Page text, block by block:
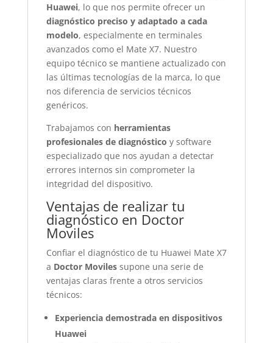
Huawei, lo que nos permite ofrecer un
diagnóstico preciso y adaptado a cada
modelo, especialmente en terminales
avanzados como el Mate X7. Nuestro
equipo técnico se mantiene actualizado con
las últimas tecnologías de la marca, lo que
nos diferencia de servicios técnicos
genéricos.
Trabajamos con herramientas
profesionales de diagnóstico y software
especializado que nos ayudan a detectar
errores internos sin comprometer la
integridad del dispositivo.
Ventajas de realizar tu
diagnóstico en Doctor
Moviles
Confiar el diagnóstico de tu Huawei Mate X7
a Doctor Movilessupone una serie de
ventajas claras frente a otros servicios
técnicos:
Experiencia demostrada en dispositivos
Huawei